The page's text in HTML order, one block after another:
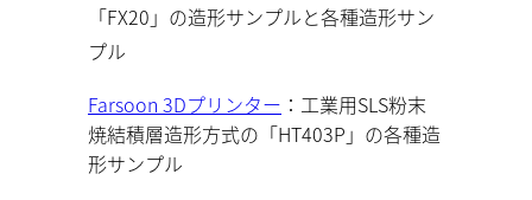
「FX20」の造形サンプルと各種造形サン
プル
Farsoon 3Dプリンター ： 工業用SLS粉末
焼結積層造形方式の「HT403P」 の各種造
形サンプル